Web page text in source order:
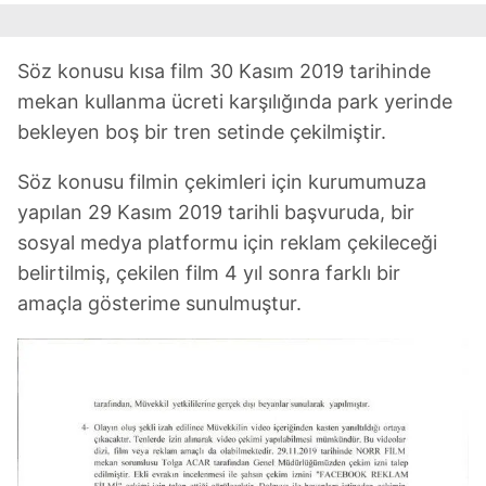
Çerezlere ilişkin tercihlerinizi aşağıda yer alan panel
vasıtasıyla belirleyebilirsiniz. Çerezlere ilişkin detaylı bilgi
Metnimiziziyaret edebilirsiniz.
6698 sayılı Kişisel Verilerin Korunması Kanunu uyarınca
hazırlanmış Aydınlatma Metnimizi okumak ve sitemizde
ilgili mevzuata uygun olarak kullanılan çerezlerle ilgili bilgi
almak için lütfen
tıklayınız
Söz konusu kısa film 30 Kasım 2019 tarihinde
mekan kullanma ücreti karşılığında park yerinde
bekleyen boş bir tren setinde çekilmiştir.
Söz konusu filmin çekimleri için kurumumuza
yapılan 29 Kasım 2019 tarihli başvuruda, bir
sosyal medya platformu için reklam çekileceği
belirtilmiş, çekilen film 4 yıl sonra farklı bir
amaçla gösterime sunulmuştur.